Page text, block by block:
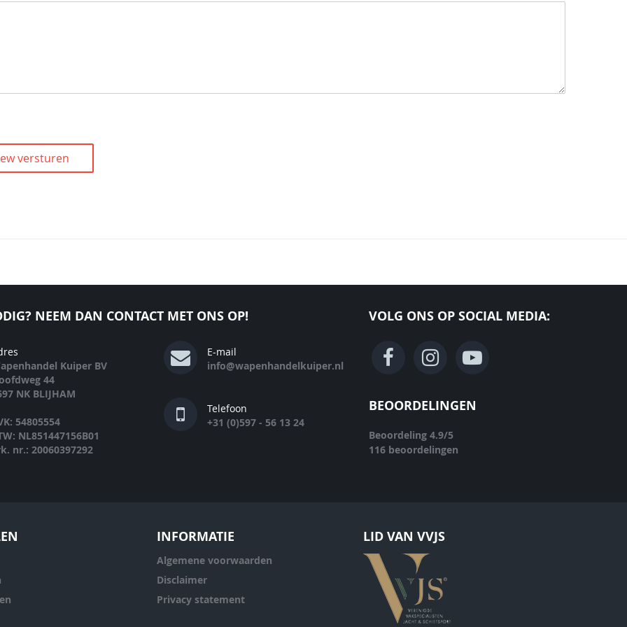
versturen
NEEM DAN CONTACT MET ONS OP!
Kuiper BV
44
NK BLIJHAM
54805554
NL851447156B01
nr.: 20060397292
E-mail
info@wapenhandelkuiper.nl
Telefoon
+31 (0)597 - 56 13 24
VOLG ONS OP SOCIAL MEDIA:
BEOORDELINGEN
Beoordeling 4.9/5
116 beoordelingen
INFORMATIE
Algemene voorwaarden
Disclaimer
Privacy statement
LID VAN VVJS